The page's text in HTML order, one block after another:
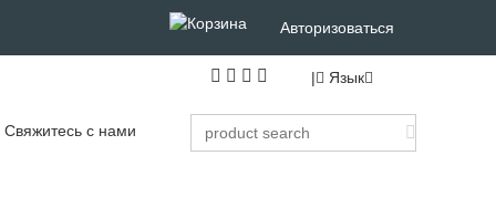
Авторизоваться
| Язык
Свяжитесь с нами